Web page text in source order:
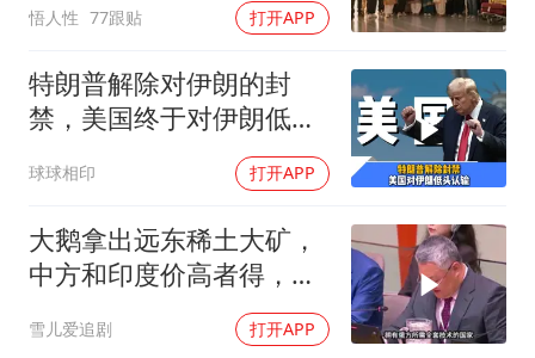
悟人性 77跟贴 打开APP
特朗普解除对伊朗的封
禁，美国终于对伊朗低头
球球相印 打开APP
大鹅拿出远东稀土大矿，
中方和印度价高者得，背
雪儿爱追剧 打开APP